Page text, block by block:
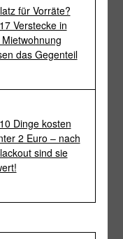
für Vorräte?
Verstecke in
das Gegenteil
Dinge kosten
2 Euro – nach
sind sie